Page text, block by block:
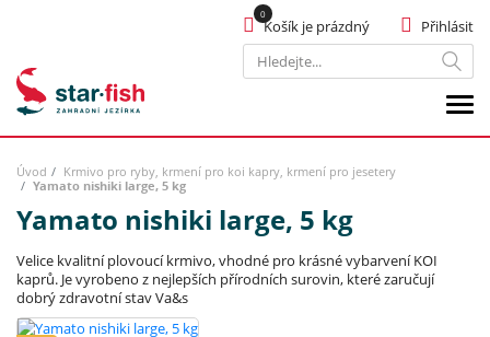
Hledat
Přihlásit
Košík je prázdný
Úvod Krmivo pro ryby, krmení pro koi kapry, krmení pro jesetery
Yamato nishiki large, 5 kg
Yamato nishiki large, 5 kg
Velice kvalitní plovoucí krmivo, vhodné pro krásné vybarvení KOI
kaprů. Je vyrobeno z nejlepších přírodních surovin, které zaručují
dobrý zdravotní stav Va&s